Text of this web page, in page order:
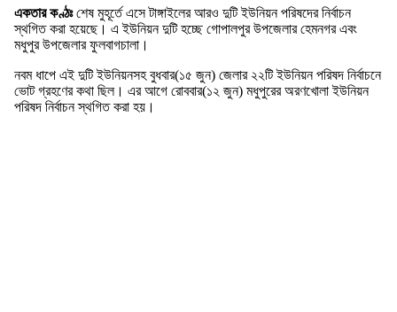
একতার কণ্ঠঃশেষ মুহূর্তে এসে টাঙ্গাইলের আরও দুটি ইউনিয়ন পরিষদের নির্বাচন
স্থগিত করা হয়েছে। এ ইউনিয়ন দুটি হচ্ছে গোপালপুর উপজেলার হেমনগর এবং
মধুপুর উপজেলার ফুলবাগচালা।
নবম ধাপে এই দুটি ইউনিয়নসহ বুধবার(১৫ জুন) জেলার ২২টি ইউনিয়ন পরিষদ নির্বাচনে
ভোট গ্রহণের কথা ছিল। এর আগে রোববার(১২ জুন) মধুপুরের অরণখোলা ইউনিয়ন
পরিষদ নির্বাচন স্থগিত করা হয়।